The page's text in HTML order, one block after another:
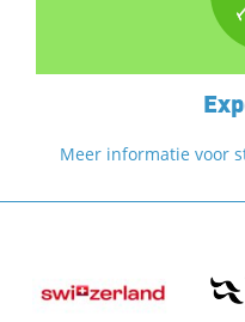
Meer informatie voor